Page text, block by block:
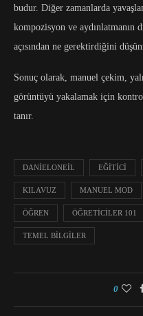
budur. Diğer zamanlarda
kompozisyon ve aydınlatmanın
açısından ne gerektirdiğini
Sonuç olarak, manuel çekim,
görüntüyü yakalamak için
tanır.
DANIELONEIL EĞITICI
KILAVUZ MANUEL MOD
ÖĞREN ÖĞRETICILER 101
TEMEL BILGILER
0